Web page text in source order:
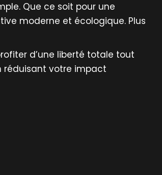
Que ce soit pour une
moderne et écologique. Plus
d’une liberté totale tout
réduisant votre impact